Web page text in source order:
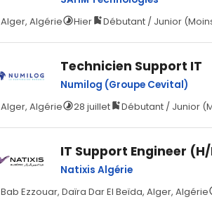
Alger, Algérie
Hier Débutant / Junior
Technicien Support IT
Numilog (Groupe Cevital)
Alger, Algérie
28 juillet Débutant / Junior
IT Support Engineer
Natixis Algérie
Bab Ezzouar, Daïra Dar El Beïda, Alger, Algérie